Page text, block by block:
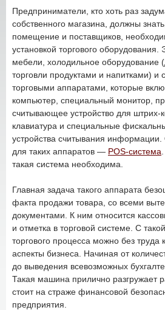
Предприниматели, кто хоть раз
собственного магазина, должны
помещение и поставщиков,
установкой торгового
мебели, холодильное оборудование
торговли продуктами и напитками) и
торговыми аппаратами, которые
компьютер, специальный монитор,
считывающее устройство для штрих-
клавиатура и специальные
устройства считывания
для таких аппаратов — POS-система
такая система необходима.
Главная задача такого аппарата
факта продажи товара, со всеми
документами. К ним относится
и отметка в торговой системе. С
торгового процесса можно без труда
аспекты бизнеса. Начиная от
до выведения всевозможных
Такая машина прилично разгружает
стоит на страже финансовой
предприятия.